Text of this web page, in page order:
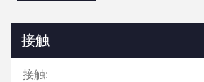
接触
接触: